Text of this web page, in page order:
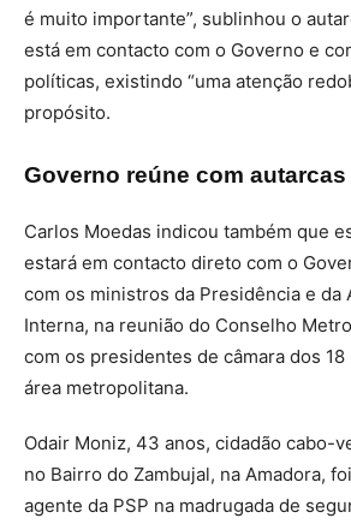
é muito importante”, sublinhou o
está em contacto com o Governo e
políticas, existindo “uma atenção
propósito.
Governo reúne com autarcas
Carlos Moedas indicou também que
estará em contacto direto com o
com os ministros da Presidência e da
Interna, na reunião do Conselho
com os presidentes de câmara dos
área metropolitana.
Odair Moniz, 43 anos, cidadão cabo-
no Bairro do Zambujal, na Amadora,
agente da PSP na madrugada de